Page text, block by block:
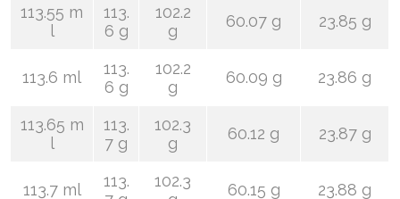
113.55 m
l
113.
6 g
102.2
g
60.07 g 23.85 g
113.6 ml
113.
6 g
102.2
g
60.09 g 23.86 g
113.65 m
l
113.
7 g
102.3
g
60.12 g 23.87 g
113.7 ml
113.
102.3
60.15 g 23.88 g